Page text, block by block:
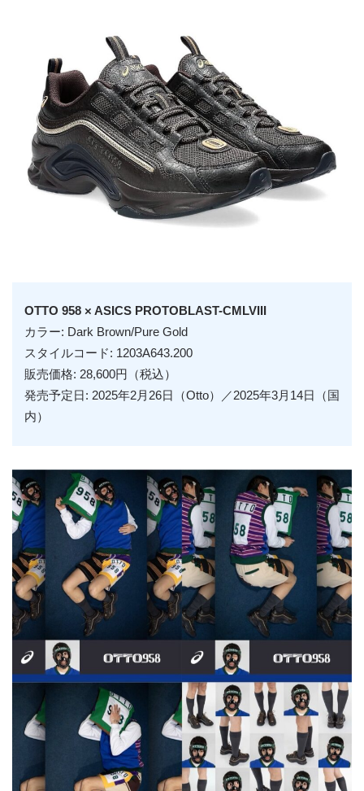
OTTO 958 × ASICS PROTOBLAST-CMLVIII
カラー: Dark Brown/Pure Gold
スタイルコード: 1203A643.200
販売価格: 28,600円（税込）
発売予定日: 2025年2月26日（Otto）／2025年3月14日（国
内）